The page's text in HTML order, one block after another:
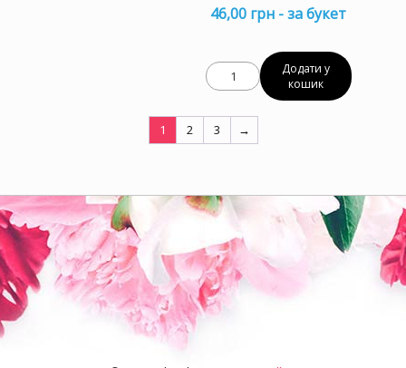
46,00 грн - за букет
Додати у
кошик
1 2 3 →